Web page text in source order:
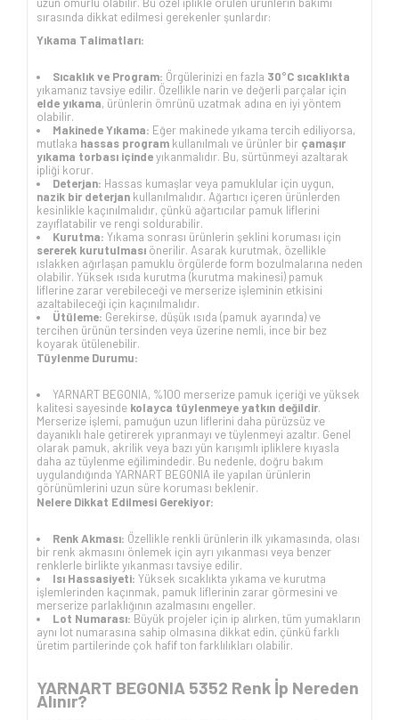
sırasında dikkat edilmesi gerekenler şunlardır:
Yıkama Talimatları:
Sıcaklık ve Program: Örgülerinizi en fazla 30°C sıcaklıkta
yıkamanız tavsiye edilir. Özellikle narin ve değerli parçalar için
elde yıkama, ürünlerin ömrünü uzatmak adına en iyi yöntem
olabilir.
Makinede Yıkama: Eğer makinede yıkama tercih ediliyorsa,
mutlaka hassas program kullanılmalı ve ürünler bir çamaşır
yıkama torbası içindeyıkanmalıdır. Bu, sürtünmeyi azaltarak
ipliği korur.
Deterjan: Hassas kumaşlar veya pamuklular için uygun,
nazik bir deterjan kullanılmalıdır. Ağartıcı içeren ürünlerden
kesinlikle kaçınılmalıdır, çünkü ağartıcılar pamuk liflerini
zayıflatabilir ve rengi soldurabilir.
Kurutma: Yıkama sonrası ürünlerin şeklini koruması için
sererek kurutulması önerilir. Asarak kurutmak, özellikle
ıslakken ağırlaşan pamuklu örgülerde form bozulmalarına neden
olabilir. Yüksek ısıda kurutma (kurutma makinesi) pamuk
liflerine zarar verebileceği ve merserize işleminin etkisini
azaltabileceği için kaçınılmalıdır.
Ütüleme: Gerekirse, düşük ısıda (pamuk ayarında) ve
tercihen ürünün tersinden veya üzerine nemli, ince bir bez
koyarak ütülenebilir.
Tüylenme Durumu:
YARNART BEGONIA, %100 merserize pamuk içeriği ve yüksek
kalitesi sayesinde kolayca tüylenmeye yatkın değildir.
Merserize işlemi, pamuğun uzun liflerini daha pürüzsüz ve
dayanıklı hale getirerek yıpranmayı ve tüylenmeyi azaltır. Genel
olarak pamuk, akrilik veya bazı yün karışımlı ipliklere kıyasla
daha az tüylenme eğilimindedir. Bu nedenle, doğru bakım
uygulandığında YARNART BEGONIA ile yapılan ürünlerin
görünümlerini uzun süre koruması beklenir.
Nelere Dikkat Edilmesi Gerekiyor:
Renk Akması: Özellikle renkli ürünlerin ilk yıkamasında, olası
bir renk akmasını önlemek için ayrı yıkanması veya benzer
renklerle birlikte yıkanması tavsiye edilir.
Isı Hassasiyeti: Yüksek sıcaklıkta yıkama ve kurutma
işlemlerinden kaçınmak, pamuk liflerinin zarar görmesini ve
merserize parlaklığının azalmasını engeller.
Lot Numarası: Büyük projeler için ip alırken, tüm yumakların
aynı lot numarasına sahip olmasına dikkat edin, çünkü farklı
üretim partilerinde çok hafif ton farklılıkları olabilir.
YARNART BEGONIA 5352 Renk İp Nereden
Alınır?